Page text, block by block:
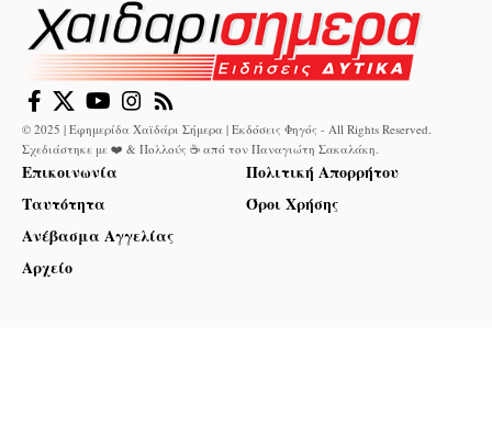
© 2025 | Εφημερίδα Χαϊδάρι Σήμερα | Εκδόσεις Φηγός - All Rights Reserved.
Σχεδιάστηκε με ❤️ & Πολλούς ☕ από τον Παναγιώτη Σακαλάκη.
Επικοινωνία
Ταυτότητα
Ανέβασμα Αγγελίας
Αρχείο
Πολιτική Απορρήτου
Όροι Χρήσης